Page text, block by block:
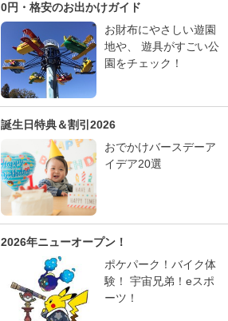
0円・格安のお出かけガイド
お財布にやさしい遊園
地や、 遊具がすごい公
園をチェック！
誕生日特典＆割引2026
おでかけバースデーア
イデア20選
2026年ニューオープン！
ポケパーク！バイク体
験！ 宇宙兄弟！eスポ
ーツ！